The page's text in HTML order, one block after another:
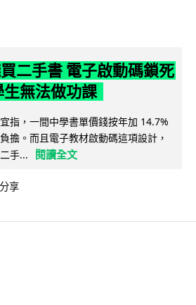
二手書 電子啟動碼鎖死
無法做功課
指，一間中學書單價錢按年加 14.7%
擔。而且電子教材啟動碼這項設計，
手...
閱讀全文
分享